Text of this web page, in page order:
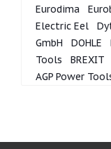
Eurodima
Electric Eel
GmbH
DOHLE
Tools
BREXIT
AGP Power